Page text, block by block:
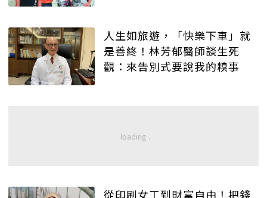
人生如旅遊，「快樂下車」就
是善終！林芳郁醫師談生死
觀：來告別式要說我的糗事
從印刷女工到財富自由！把錢